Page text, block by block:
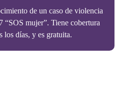
de un caso de violencia
“SOS mujer”. Tiene cobertura
los días, y es gratuita.